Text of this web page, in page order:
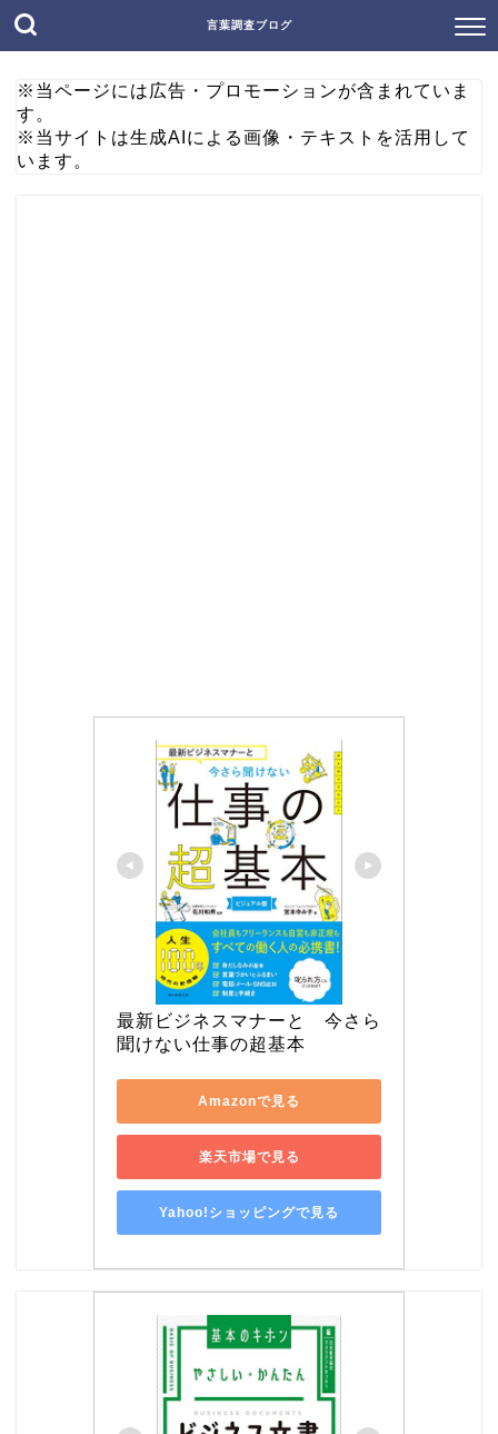
言葉調査ブログ
※当ページには広告・プロモーションが含まれていま
す。
※当サイトは生成AIによる画像・テキストを活用して
います。
最新ビジネスマナーと　今さら
聞けない仕事の超基本
Amazonで見る
楽天市場で見る
Yahoo!ショッピングで見る